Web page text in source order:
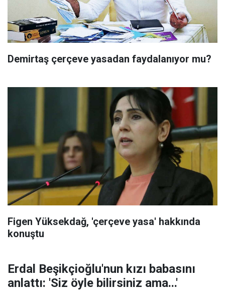
Demirtaş çerçeve yasadan faydalanıyor mu?
Figen Yüksekdağ, 'çerçeve yasa' hakkında
konuştu
Erdal Beşikçioğlu'nun kızı babasını
anlattı: 'Siz öyle bilirsiniz ama...'